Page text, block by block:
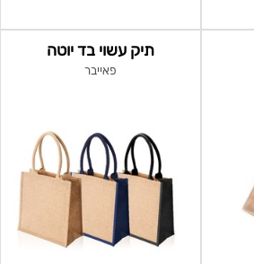
תיק עשוי בד יוטה
פאייבר